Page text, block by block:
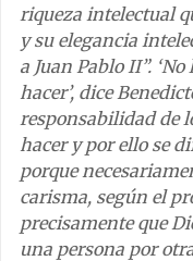
riqueza intelectual
y su elegancia
a Juan Pablo II”.
hacer’, dice
responsabilidad de
hacer y por ello se
porque
carisma, según el
precisamente que
una persona por